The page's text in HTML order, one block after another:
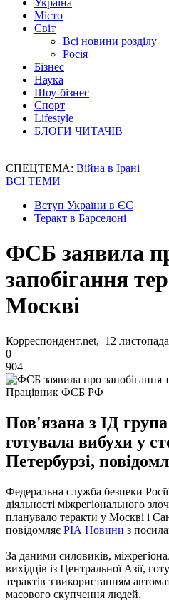
Україна
Місто
Світ
Всі новини розділу
Росія
Бізнес
Наука
Шоу-бізнес
Спорт
Lifestyle
БЛОГИ ЧИТАЧІВ
СПЕЦТЕМА: Війна в Ірані
ВСІ ТЕМИ
Вступ України в ЄС
Теракт в Барселоні
ФСБ заявила
запобігання
Москві
Корреспондент.net, 12
0
904
Працівник ФСБ РФ
Пов'язана з ІД група
готувала вибухи у
Петербурзі,
Федеральна служба безпеки
діяльності міжрегіонального
планувало теракти у Москві і
повідомляє РІА Новини з
За даними силовиків,
вихідців із Центральної Азії,
терактів з використанням
масового скупчення людей.